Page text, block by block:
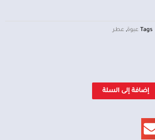
Tags عبوة, عطر
إضافة إلى السلة